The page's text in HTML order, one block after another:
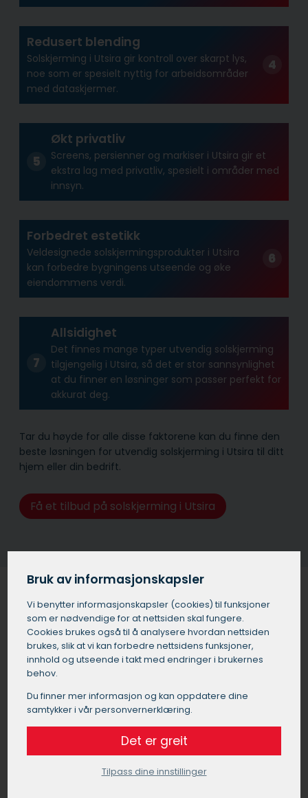
Redusert blending
Solskjerming i Utsira gir kontroll over skarpt lys,
noe som er spesielt nyttig for arbeidsområder
med dataskjermer.
Økt privatliv
Screens, persienner og markiser i Utsira gir et
ekstra lag med privatliv, spesielt i områder med
innsyn.
Forbedret estetikk
Veldesignede solskjermingsprodukter i Utsira
kan forbedre bygningens utseende og øke
eiendommens verdi.
Allsidighet
Det finnes mange typer utvendig solskjerming
tilgjengelig i Utsira, så det er stor sannsynlighet
at du finner en løsninger som passer perfekt for
akkurat deg.
Tar du høyde for alle disse faktorene kan du finne den
beste løsningen for utvendig solskjerming i Utsira til ditt
hjem eller din bedrift.
Få et tilbud på solskjerming i Utsira
Solskjerming for bedrifter og
kontorer i Utsira
Utvendig solskjerming i Utsira er ikke bare viktig for
butikklokaler og kontorer. Noen av de viktigste fordelene
ved å montere utvendig solskjerming i næringsbygg i
Forbedret komfort:
Bruk av informasjonskapsler
Vi benytter informasjons­kapsler (cookies) til funksjoner
som er nødvendige for at nettsiden skal fungere.
Cookies brukes også til å analysere hvordan nettsiden
brukes, slik at vi kan forbedre nettsidens funksjoner,
innhold og utseende i takt med endringer i brukernes
behov.
Du finner mer informasjon og kan oppdatere dine
samtykker i vår personvernerklæring.
Det er greit
Tilpass dine innstillinger